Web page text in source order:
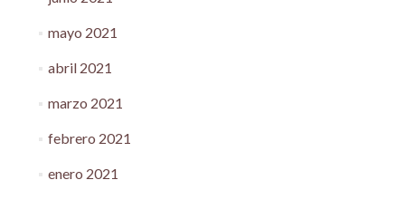
mayo 2021
abril 2021
marzo 2021
febrero 2021
enero 2021